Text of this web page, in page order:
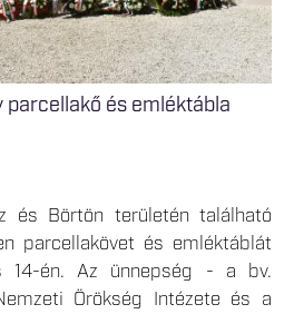
parcellakő és emléktábla
és Börtön területén található
parcellakövet és emléktáblát
14-én. Az ünnepség - a bv.
Örökség Intézete és a